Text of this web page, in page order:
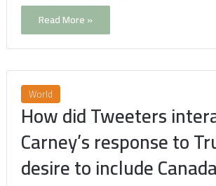
Read More »
World
How did Tweeters
Carney’s response to
desire to include